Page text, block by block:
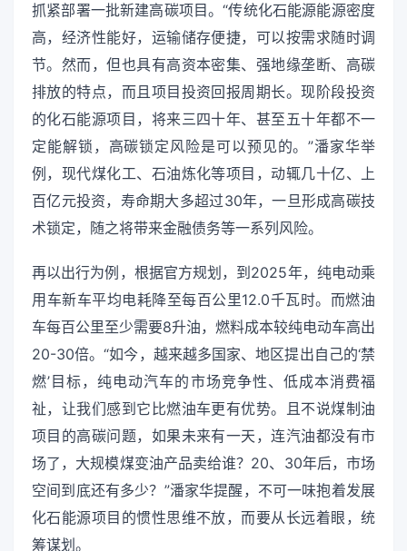
抓紧部署一批新建高碳项目。“传统化石能源能源密度
高，经济性能好，运输储存便捷，可以按需求随时调
节。然而，但也具有高资本密集、强地缘垄断、高碳
排放的特点，而且项目投资回报周期长。现阶段投资
的化石能源项目，将来三四十年、甚至五十年都不一
定能解锁，高碳锁定风险是可以预见的。”潘家华举
例，现代煤化工、石油炼化等项目，动辄几十亿、上
百亿元投资，寿命期大多超过30年，一旦形成高碳技
术锁定，随之将带来金融债务等一系列风险。
再以出行为例，根据官方规划，到2025年，纯电动乘
用车新车平均电耗降至每百公里12.0千瓦时。而燃油
车每百公里至少需要8升油，燃料成本较纯电动车高出
20-30倍。“如今，越来越多国家、地区提出自己的‘禁
燃’目标，纯电动汽车的市场竞争性、低成本消费福
祉，让我们感到它比燃油车更有优势。且不说煤制油
项目的高碳问题，如果未来有一天，连汽油都没有市
场了，大规模煤变油产品卖给谁？20、30年后，市场
空间到底还有多少？”潘家华提醒，不可一味抱着发展
化石能源项目的惯性思维不放，而要从长远着眼，统
筹谋划。